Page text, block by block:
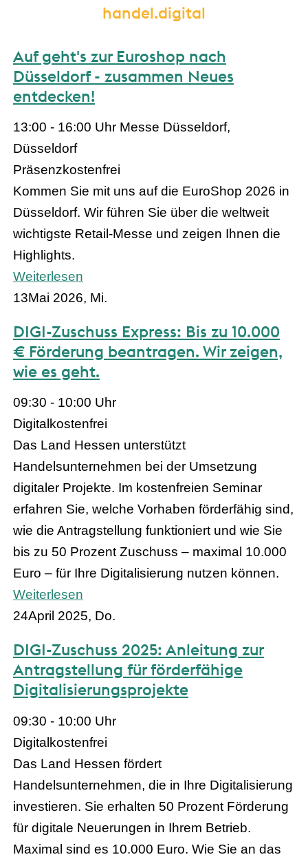
handel.digital
Auf geht's zur Euroshop nach
Düsseldorf - zusammen Neues
entdecken!
13:00 - 16:00 Uhr Messe Düsseldorf,
Düsseldorf
Präsenzkostenfrei
Kommen Sie mit uns auf die EuroShop 2026 in
Düsseldorf. Wir führen Sie über die weltweit
wichtigste Retail-Messe und zeigen Ihnen die
Highlights.
Weiterlesen
13Mai 2026, Mi.
DIGI-Zuschuss Express: Bis zu 10.000
€ Förderung beantragen. Wir zeigen,
wie es geht.
09:30 - 10:00 Uhr
Digital kostenfrei
Das Land Hessen unterstützt
Handelsunternehmen bei der Umsetzung
digitaler Projekte. Im kostenfreien Seminar
erfahren Sie, welche Vorhaben förderfähig sind,
wie die Antragstellung funktioniert und wie Sie
bis zu 50 Prozent Zuschuss – maximal 10.000
Euro – für Ihre Digitalisierung nutzen können.
Weiterlesen
24April 2025, Do.
DIGI-Zuschuss 2025: Anleitung zur
Antragstellung für förderfähige
Digitalisierungsprojekte
09:30 - 10:00 Uhr
Digitalkostenfrei
Das Land Hessen fördert
Handelsunternehmen, die in Ihre Digitalisierung
investieren. Sie erhalten 50 Prozent Förderung
für digitale Neuerungen in Ihrem Betrieb.
Maximal sind es 10.000 Euro. Wie Sie an das